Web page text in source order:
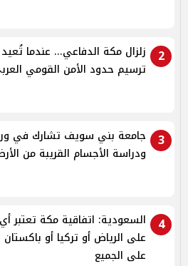
2
زلزال مكة الدفاعي... عندما
ترسيم حدود الأمن القومي
3
جامعة بني سويف تشارك في
ودراسة الأجسام القريبة من
4
السعودية: اتفاقية مكة تعتبر
على الرياض أو تركيا أو باكستان
على الجميع